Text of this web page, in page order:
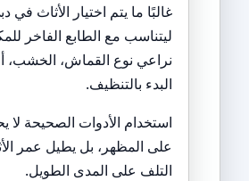
غالبًا ما يتم اختيار الأثاث في
ليتناسب مع الطابع الفاخر
نراعي نوع القماش، الخشب،
البدء بالتنظيف.
استخدام الأدوات الصحيحة
على المظهر، بل يطيل عمر
التلف على المدى الطويل.